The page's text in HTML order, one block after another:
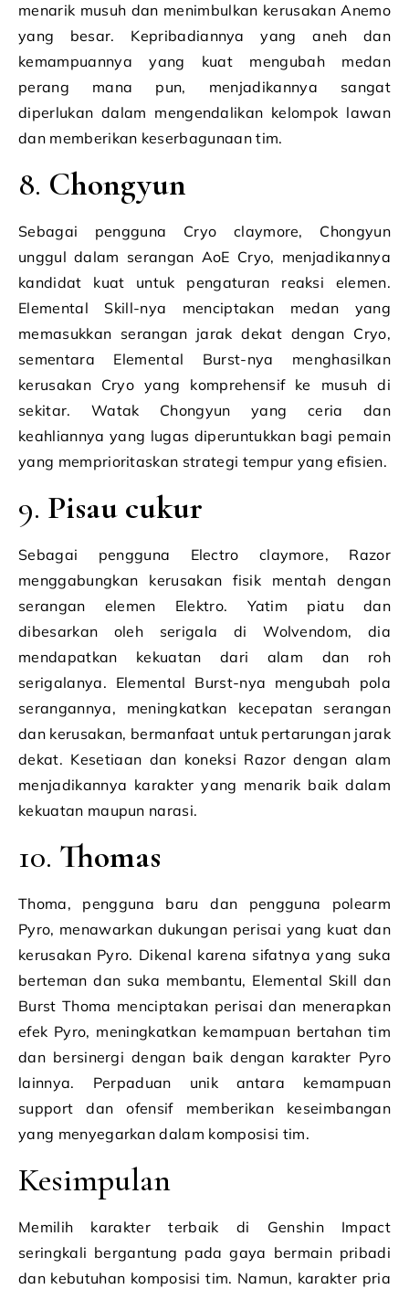
menarik musuh dan menimbulkan kerusakan Anemo
yang besar. Kepribadiannya yang aneh dan
kemampuannya yang kuat mengubah medan
perang mana pun, menjadikannya sangat
diperlukan dalam mengendalikan kelompok lawan
dan memberikan keserbagunaan tim.
8. Chongyun
Sebagai pengguna Cryo claymore, Chongyun
unggul dalam serangan AoE Cryo, menjadikannya
kandidat kuat untuk pengaturan reaksi elemen.
Elemental Skill-nya menciptakan medan yang
memasukkan serangan jarak dekat dengan Cryo,
sementara Elemental Burst-nya menghasilkan
kerusakan Cryo yang komprehensif ke musuh di
sekitar. Watak Chongyun yang ceria dan
keahliannya yang lugas diperuntukkan bagi pemain
yang memprioritaskan strategi tempur yang efisien.
9. Pisau cukur
Sebagai pengguna Electro claymore, Razor
menggabungkan kerusakan fisik mentah dengan
serangan elemen Elektro. Yatim piatu dan
dibesarkan oleh serigala di Wolvendom, dia
mendapatkan kekuatan dari alam dan roh
serigalanya. Elemental Burst-nya mengubah pola
serangannya, meningkatkan kecepatan serangan
dan kerusakan, bermanfaat untuk pertarungan jarak
dekat. Kesetiaan dan koneksi Razor dengan alam
menjadikannya karakter yang menarik baik dalam
kekuatan maupun narasi.
10. Thomas
Thoma, pengguna baru dan pengguna polearm
Pyro, menawarkan dukungan perisai yang kuat dan
kerusakan Pyro. Dikenal karena sifatnya yang suka
berteman dan suka membantu, Elemental Skill dan
Burst Thoma menciptakan perisai dan menerapkan
efek Pyro, meningkatkan kemampuan bertahan tim
dan bersinergi dengan baik dengan karakter Pyro
lainnya. Perpaduan unik antara kemampuan
support dan ofensif memberikan keseimbangan
yang menyegarkan dalam komposisi tim.
Kesimpulan
Memilih karakter terbaik di Genshin Impact
seringkali bergantung pada gaya bermain pribadi
dan kebutuhan komposisi tim. Namun, karakter pria